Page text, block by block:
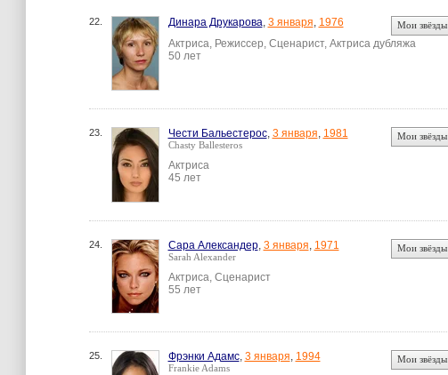
22. Динара Друкарова, 3 января, 1976
Актриса, Режиссер, Сценарист, Актриса дубляжа
50 лет
Мои звёзды
23. Чести Бальестерос, 3 января, 1981
Chasty Ballesteros
Актриса
45 лет
Мои звёзды
24. Сара Александер, 3 января, 1971
Sarah Alexander
Актриса, Сценарист
55 лет
Мои звёзды
25. Фрэнки Адамс, 3 января, 1994
Frankie Adams
Мои звёзды